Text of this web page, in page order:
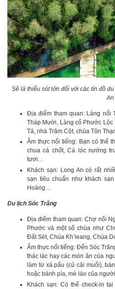
Sẽ là thiếu sót lớn đối với các tín đồ
An
Địa điểm tham quan: Làng nổi
Tháp Mười, Làng cổ Phước
Tả, nhà Trăm Cột, chùa Tôn
Ẩm thực nổi tiếng: Bạn có thể
chua cá chốt, Cá lóc nướng
tươi…
Khách sạn: Long An có rất
sạn tiêu chuẩn như khách
Hoàng…
Du lịch Sóc Trăng
Địa điểm tham quan: Chợ nổi
Phước và một số chùa như
Đất Sét, Chùa Kh’leang, Chùa
Ẩm thực nổi tiếng: Đến Sóc
thác lác hay các món ăn của
làm từ xá pấu (củ cải muối),
hoặc bánh pía, mè láo của
Khách sạn: Có thể check-in